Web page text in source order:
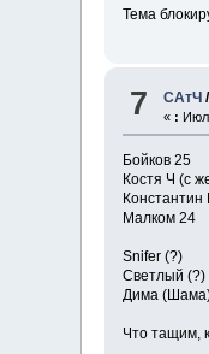
Тема
7 САтЧ /
« :
Бойков 25
Костя Ч (с
Малком 24
Snifer (?)
Светлый (?)
Дима
Что тащим,